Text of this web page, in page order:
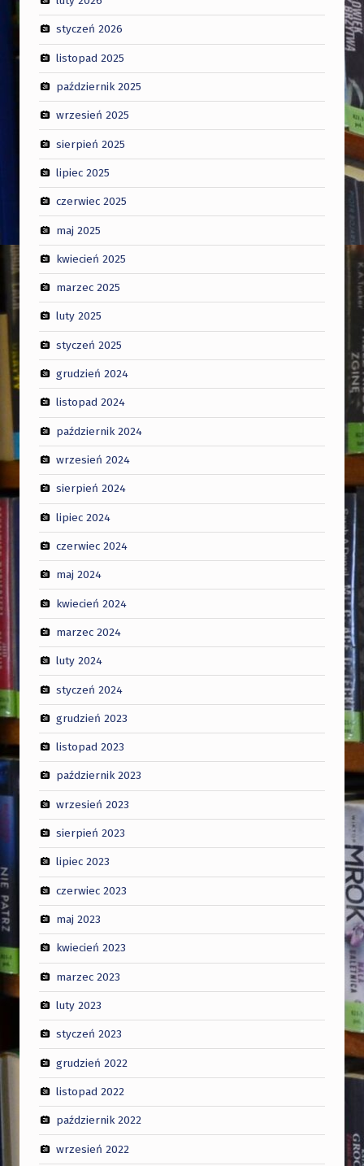
styczeń 2026
listopad 2025
październik 2025
wrzesień 2025
sierpień 2025
lipiec 2025
czerwiec 2025
maj 2025
kwiecień 2025
marzec 2025
luty 2025
styczeń 2025
grudzień 2024
listopad 2024
październik 2024
wrzesień 2024
sierpień 2024
lipiec 2024
czerwiec 2024
maj 2024
kwiecień 2024
marzec 2024
luty 2024
styczeń 2024
grudzień 2023
listopad 2023
październik 2023
wrzesień 2023
sierpień 2023
lipiec 2023
czerwiec 2023
maj 2023
kwiecień 2023
marzec 2023
luty 2023
styczeń 2023
grudzień 2022
listopad 2022
październik 2022
wrzesień 2022